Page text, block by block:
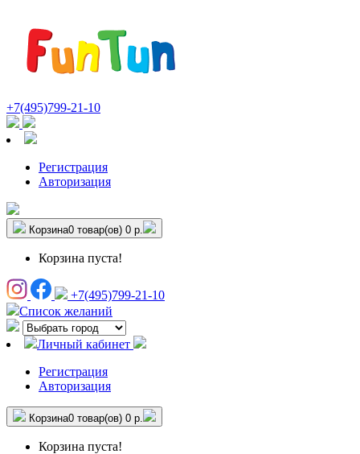
+7(495)799-21-10
Регистрация
Авторизация
Корзина0 товар(ов) 0 р.
Корзина пуста!
+7(495)799-21-10
Список желаний
Личный кабинет
Регистрация
Авторизация
Корзина0 товар(ов) 0 р.
Корзина пуста!